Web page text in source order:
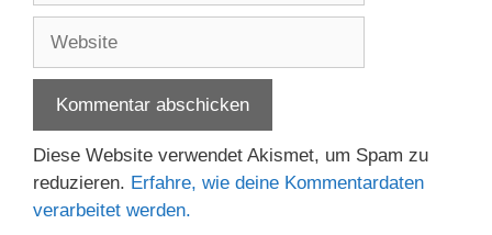
Adresse
Diese Website verwendet Akismet, um Spam zu
reduzieren. Erfahre, wie deine Kommentardaten
verarbeitet werden.